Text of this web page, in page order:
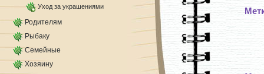
Уход за украшениями
Родителям
Рыбаку
Семейные
Хозяину